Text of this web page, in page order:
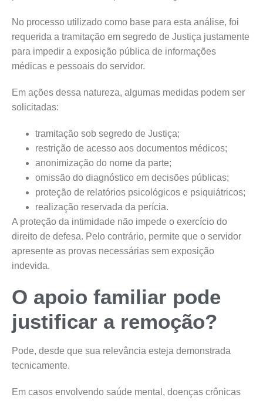
No processo utilizado como base para esta análise, foi
requerida a tramitação em segredo de Justiça justamente
para impedir a exposição pública de informações
médicas e pessoais do servidor.
Em ações dessa natureza, algumas medidas podem ser
solicitadas:
tramitação sob segredo de Justiça;
restrição de acesso aos documentos médicos;
anonimização do nome da parte;
omissão do diagnóstico em decisões públicas;
proteção de relatórios psicológicos e psiquiátricos;
realização reservada da perícia.
A proteção da intimidade não impede o exercício do
direito de defesa. Pelo contrário, permite que o servidor
apresente as provas necessárias sem exposição
indevida.
O apoio familiar pode
justificar a remoção?
Pode, desde que sua relevância esteja demonstrada
tecnicamente.
Em casos envolvendo saúde mental, doenças crônicas